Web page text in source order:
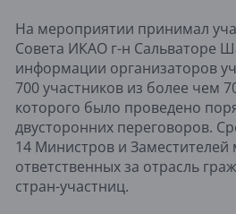
На мероприятии принимал
Совета ИКАО г-н Сальваторе
информации организаторов
700 участников из более чем
которого было проведено
двусторонних переговоров.
14 Министров и Заместителей
ответственных за отрасль
стран-участниц.